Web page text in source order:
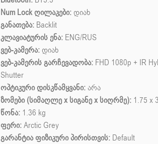
Num Lock ღილაკები: დიახ
განათება: Backlit
კლავიატურის ენა: ENG/RUS
ვებ-კამერა: დიახ
ვებ-კამერის გარჩევადობა: FHD 1080p + IR
Shutter
ოპტიკური დისკწამყვანი:არა
ზომები (სიმაღლე x სიგანე x სიღრმე): 1.75 x
წონა: 1.36 kg
ფერი:Arctic Grey
გარანტია ფიზიკური პირისთვის: Default